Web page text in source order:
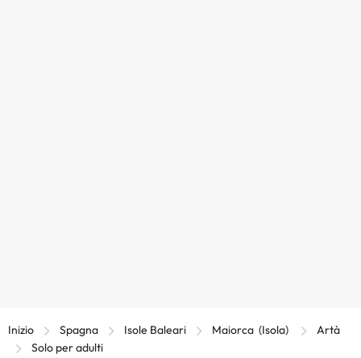
Inizio Spagna Isole Baleari Maiorca (Isola)
Artà
Solo per adulti